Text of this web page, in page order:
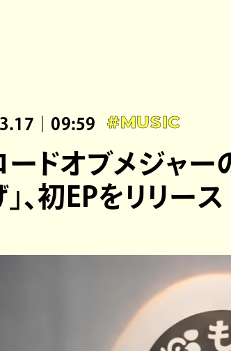
｜09:59 #MUSIC
ードオブメジャー
、初EPをリリース